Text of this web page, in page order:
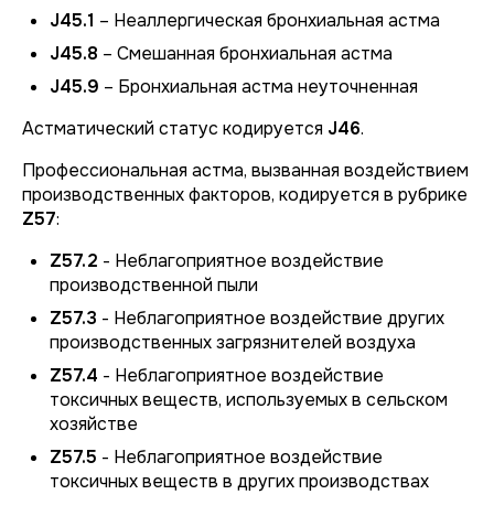
J45.1 – Неаллергическая бронхиальная астма
J45.8 – Смешанная бронхиальная астма
J45.9 – Бронхиальная астма неуточненная
Астматический статус кодируется J46.
Профессиональная астма, вызванная воздействием
производственных факторов, кодируется в рубрике
Z57:
Z57.2 - Неблагоприятное воздействие
производственной пыли
Z57.3 - Неблагоприятное воздействие других
производственных загрязнителей воздуха
Z57.4 - Неблагоприятное воздействие
токсичных веществ, используемых в сельском
хозяйстве
Z57.5 - Неблагоприятное воздействие
токсичных веществ в других производствах